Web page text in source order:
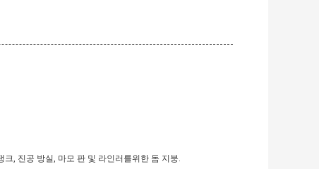
, 진공 방실, 마모 판 및 라인러를위한 돔 지붕.